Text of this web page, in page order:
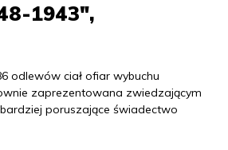
1943",
odlewów ciał ofiar wybuchu
zaprezentowana zwiedzającym
poruszające świadectwo